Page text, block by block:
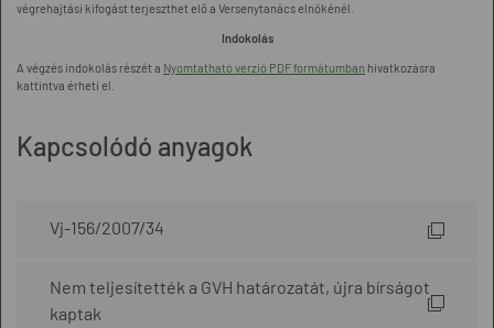
végrehajtási kifogást terjeszthet elő a Versenytanács elnökénél.
Indokolás
A végzés indokolás részét a Nyomtatható verzió PDF formátumban hivatkozásra
kattintva érheti el.
Kapcsolódó anyagok
Vj-156/2007/34
Nem teljesítették a GVH határozatát, újra bírságot
kaptak